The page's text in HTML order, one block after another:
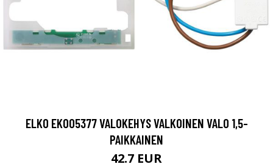
ELKO EKO05377 VALOKEHYS VALKOINEN VALO 1,5-
PAIKKAINEN
42.7 EUR